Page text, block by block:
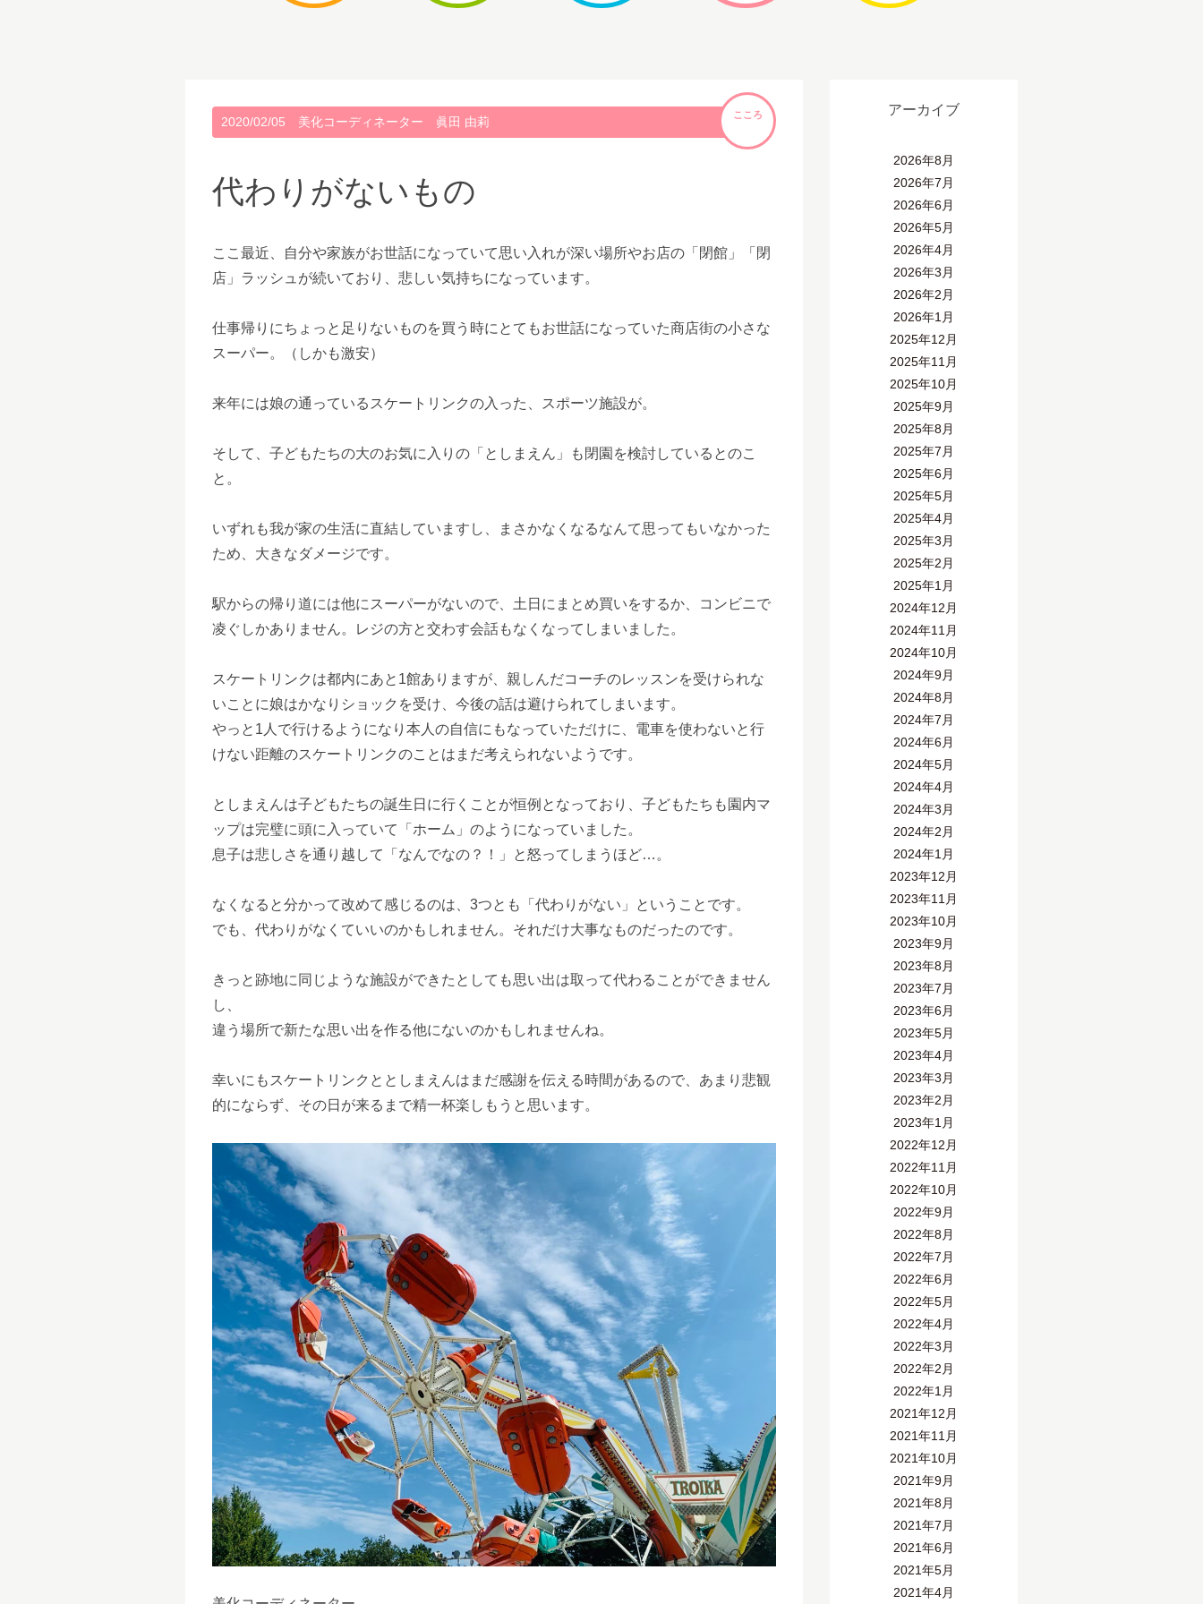
2020/02/05 美化コーディネーター 眞田 由莉 こころ
代わりがないもの
ここ最近、自分や家族がお世話になっていて思い入れが深い場所やお店の「閉館」「閉
店」ラッシュが続いており、悲しい気持ちになっています。
仕事帰りにちょっと足りないものを買う時にとてもお世話になっていた商店街の小さな
スーパー。（しかも激安）
来年には娘の通っているスケートリンクの入った、スポーツ施設が。
そして、子どもたちの大のお気に入りの「としまえん」も閉園を検討しているとのこ
と。
いずれも我が家の生活に直結していますし、まさかなくなるなんて思ってもいなかった
ため、大きなダメージです。
駅からの帰り道には他にスーパーがないので、土日にまとめ買いをするか、コンビニで
凌ぐしかありません。レジの方と交わす会話もなくなってしまいました。
スケートリンクは都内にあと1館ありますが、親しんだコーチのレッスンを受けられな
いことに娘はかなりショックを受け、今後の話は避けられてしまいます。
やっと1人で行けるようになり本人の自信にもなっていただけに、電車を使わないと行
けない距離のスケートリンクのことはまだ考えられないようです。
としまえんは子どもたちの誕生日に行くことが恒例となっており、子どもたちも園内マ
ップは完璧に頭に入っていて「ホーム」のようになっていました。
息子は悲しさを通り越して「なんでなの？！」と怒ってしまうほど…。
なくなると分かって改めて感じるのは、3つとも「代わりがない」ということです。
でも、代わりがなくていいのかもしれません。それだけ大事なものだったのです。
きっと跡地に同じような施設ができたとしても思い出は取って代わることができません
し、
違う場所で新たな思い出を作る他にないのかもしれませんね。
幸いにもスケートリンクととしまえんはまだ感謝を伝える時間があるので、あまり悲観
的にならず、その日が来るまで精一杯楽しもうと思います。
アーカイブ
2026年8月
2026年7月
2026年6月
2026年5月
2026年4月
2026年3月
2026年2月
2026年1月
2025年12月
2025年11月
2025年10月
2025年9月
2025年8月
2025年7月
2025年6月
2025年5月
2025年4月
2025年3月
2025年2月
2025年1月
2024年12月
2024年11月
2024年10月
2024年9月
2024年8月
2024年7月
2024年6月
2024年5月
2024年4月
2024年3月
2024年2月
2024年1月
2023年12月
2023年11月
2023年10月
2023年9月
2023年8月
2023年7月
2023年6月
2023年5月
2023年4月
2023年3月
2023年2月
2023年1月
2022年12月
2022年11月
2022年10月
2022年9月
2022年8月
2022年7月
2022年6月
2022年5月
2022年4月
2022年3月
2022年2月
2022年1月
2021年12月
2021年11月
2021年10月
2021年9月
2021年8月
2021年7月
2021年6月
2021年5月
2021年4月